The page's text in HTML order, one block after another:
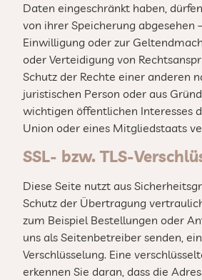
Daten eingeschränkt haben,
von ihrer Speicherung abgesehen
Einwilligung oder zur
oder Verteidigung von
Schutz der Rechte einer anderen
juristischen Person oder aus
wichtigen öffentlichen Interesses
Union oder eines Mitgliedstaats
SSL- bzw. TLS-
Diese Seite nutzt aus
Schutz der Übertragung
zum Beispiel Bestellungen oder
uns als Seitenbetreiber senden,
Verschlüsselung. Eine
erkennen Sie daran, dass die